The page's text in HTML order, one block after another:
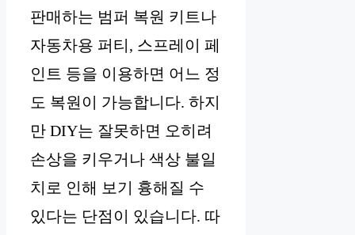
판매하는 범퍼 복원 키트나
자동차용 퍼티, 스프레이 페
인트 등을 이용하면 어느 정
도 복원이 가능합니다. 하지
만 DIY는 잘못하면 오히려
손상을 키우거나 색상 불일
치로 인해 보기 흉해질 수
있다는 단점이 있습니다. 따